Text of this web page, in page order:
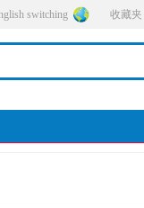
switching 收藏夹